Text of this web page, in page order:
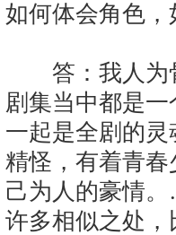
如何体会角色，
答：我人为骨
剧集当中都是
一起是全剧的
精怪，有着青
己为人的豪情
许多相似之处